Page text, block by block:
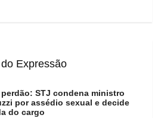
Expressão
perdão: STJ condena ministro
por assédio sexual e decide
do cargo